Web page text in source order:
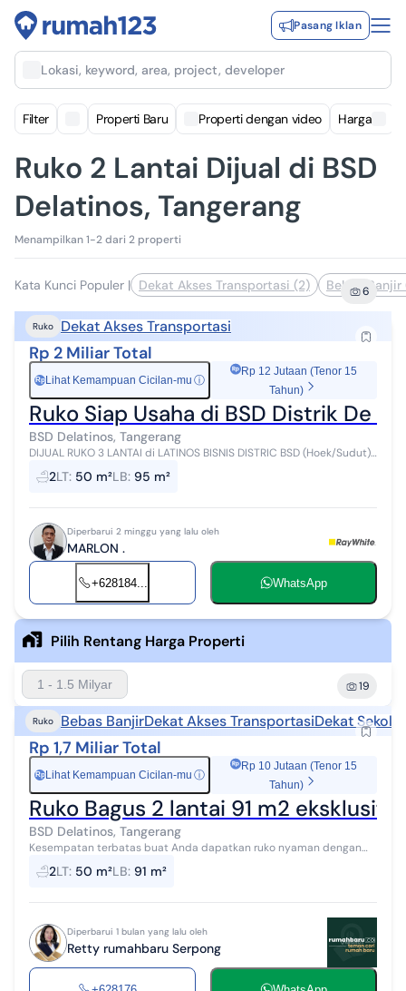
Pasang Iklan
Lokasi, keyword, area, project, developer
Filter Properti Baru Properti dengan video Harga
Ruko 2 Lantai Dijual di BSD
Delatinos, Tangerang
Menampilkan 1-2 dari 2 properti
Kata Kunci Populer | Dekat Akses Transportasi (2) Bebas Banjir
6
Ruko Dekat Akses Transportasi
Rp 2 Miliar Total
Rp Lihat Kemampuan Cicilan-mu ⓘ
Rp 12 Jutaan (Tenor 15
Tahun)
Ruko Siap Usaha di BSD Distrik De
BSD Delatinos, Tangerang
DIJUAL RUKO 3 LANTAI di LATINOS BISNIS DISTRIC BSD (Hoek/Sudut)*
Lokasi strategis, Jalan kaki ke Stasiun Rawa buntu Spesifikasi: Luas
Tanah: 5 x...
2LT: 50 m²LB: 95 m²
Diperbarui 2 minggu yang lalu oleh
MARLON .
+628184... WhatsApp
Pilih Rentang Harga Properti
1 - 1.5 Milyar 19
Ruko Bebas BanjirDekat Akses TransportasiDekat
Rp 1,7 Miliar Total
Rp Lihat Kemampuan Cicilan-mu ⓘ
Rp 10 Jutaan (Tenor 15
Tahun)
Ruko Bagus 2 lantai 91 m2 eksklusif
BSD Delatinos, Tangerang
Kesempatan terbatas buat Anda dapatkan ruko nyaman dengan
return investasi tinggi di BSD Delatinos, Tangerang. Ruko ini
menawarkan kelengkapan fas...
2LT: 50 m²LB: 91 m²
Diperbarui 1 bulan yang lalu oleh
Retty rumahbaru Serpong